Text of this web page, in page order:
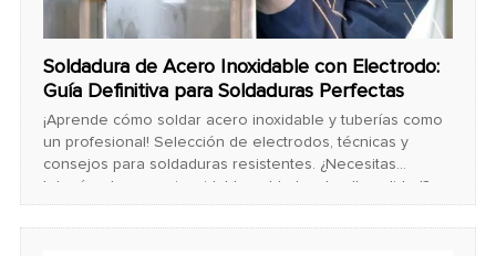
Soldadura de Acero Inoxidable con Electrodo:
Guía Definitiva para Soldaduras Perfectas
¡Aprende cómo soldar acero inoxidable y tuberías como
un profesional! Selección de electrodos, técnicas y
consejos para soldaduras resistentes. ¿Necesitas
tuberías de acero inoxidable soldadas de alta calidad?
¡Contáctanos!